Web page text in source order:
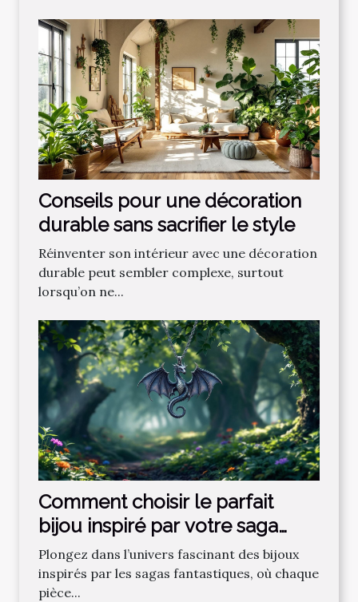
Conseils pour une décoration
durable sans sacrifier le style
Réinventer son intérieur avec une décoration
durable peut sembler complexe, surtout
lorsqu’on ne...
Comment choisir le parfait
bijou inspiré par votre saga
fantastique préférée ?
Plongez dans l’univers fascinant des bijoux
inspirés par les sagas fantastiques, où chaque
pièce...